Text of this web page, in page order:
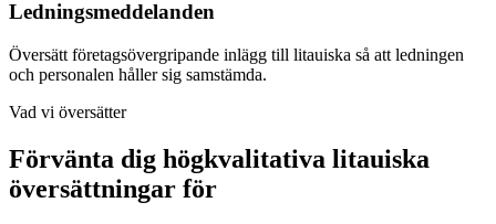
Ledningsmeddelanden
Översätt företagsövergripande inlägg till litauiska så att ledningen
och personalen håller sig samstämda.
Vad vi översätter
Förvänta dig högkvalitativa litauiska
översättningar för